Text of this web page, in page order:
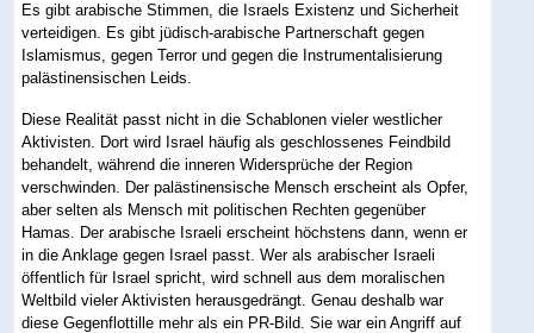
Es gibt arabische Stimmen, die Israels Existenz und Sicherheit
verteidigen. Es gibt jüdisch-arabische Partnerschaft gegen
Islamismus, gegen Terror und gegen die Instrumentalisierung
palästinensischen Leids.
Diese Realität passt nicht in die Schablonen vieler westlicher
Aktivisten. Dort wird Israel häufig als geschlossenes Feindbild
behandelt, während die inneren Widersprüche der Region
verschwinden. Der palästinensische Mensch erscheint als Opfer,
aber selten als Mensch mit politischen Rechten gegenüber
Hamas. Der arabische Israeli erscheint höchstens dann, wenn er
in die Anklage gegen Israel passt. Wer als arabischer Israeli
öffentlich für Israel spricht, wird schnell aus dem moralischen
Weltbild vieler Aktivisten herausgedrängt. Genau deshalb war
diese Gegenflottille mehr als ein PR-Bild. Sie war ein Angriff auf